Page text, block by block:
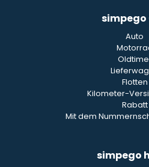
simpego
Auto
Flotten
Kilometer-
Rabatt
Mit dem
simpego